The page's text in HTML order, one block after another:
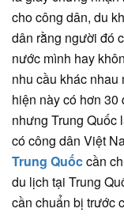
cho công dân, du
dân rằng người đó
nước mình hay
nhu cầu khác nhau
hiện này có hơn
nhưng Trung Quốc
có công dân Việt
Trung Quốccần
du lịch tại Trung
cần chuẩn bị trước